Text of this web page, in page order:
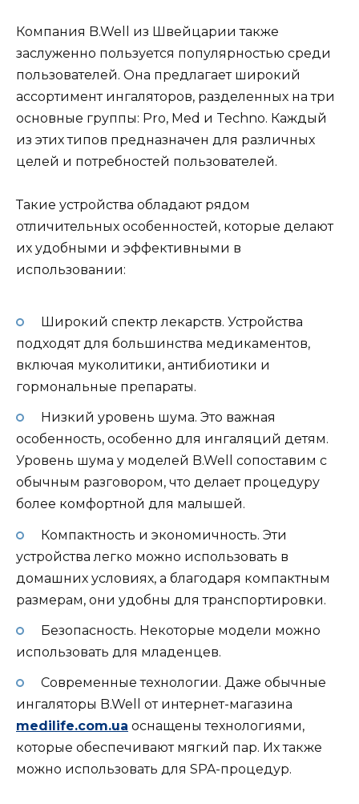
Компания B.Well из Швейцарии также
заслуженно пользуется популярностью среди
пользователей. Она предлагает широкий
ассортимент ингаляторов, разделенных на три
основные группы: Pro, Med и Techno. Каждый
из этих типов предназначен для различных
целей и потребностей пользователей.
Такие устройства обладают рядом
отличительных особенностей, которые делают
их удобными и эффективными в
использовании:
Широкий спектр лекарств. Устройства
подходят для большинства медикаментов,
включая муколитики, антибиотики и
гормональные препараты.
Низкий уровень шума. Это важная
особенность, особенно для ингаляций детям.
Уровень шума у моделей B.Well сопоставим с
обычным разговором, что делает процедуру
более комфортной для малышей.
Компактность и экономичность. Эти
устройства легко можно использовать в
домашних условиях, а благодаря компактным
размерам, они удобны для транспортировки.
Безопасность. Некоторые модели можно
использовать для младенцев.
Современные технологии. Даже обычные
ингаляторы B.Well от интернет-магазина
medilife.com.ua оснащены технологиями,
которые обеспечивают мягкий пар. Их также
можно использовать для SPA-процедур.